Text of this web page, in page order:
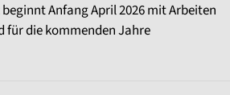
Anfang April 2026 mit Arbeiten
für die kommenden Jahre